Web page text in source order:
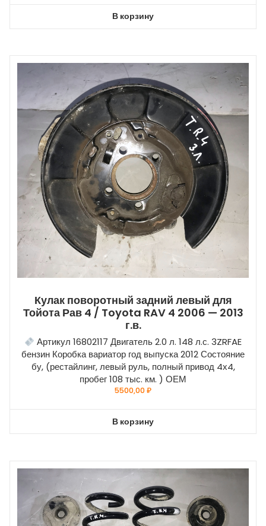
В корзину
Кулак поворотный задний левый для
Тойота Рав 4 / Toyota RAV 4 2006 — 2013
г.в.
Артикул 16802117 Двигатель 2.0 л. 148 л.с. 3ZRFAE
бензин Коробка вариатор год выпуска 2012 Состояние
бу, (рестайлинг, левый руль, полный привод 4х4,
пробег 108 тыс. км. ) ОЕМ
5500,00₽
В корзину